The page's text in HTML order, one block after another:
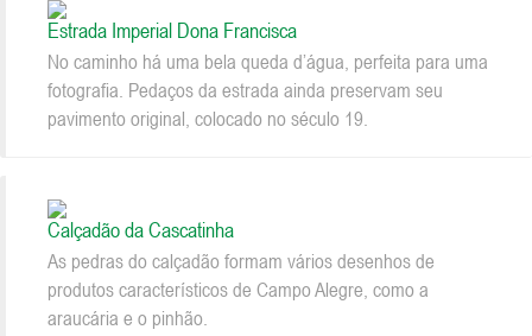
Estrada Imperial Dona Francisca
No caminho há uma bela queda d’água, perfeita para uma
fotografia. Pedaços da estrada ainda preservam seu
pavimento original, colocado no século 19.
Calçadão da Cascatinha
As pedras do calçadão formam vários desenhos de
produtos característicos de Campo Alegre, como a
araucária e o pinhão.